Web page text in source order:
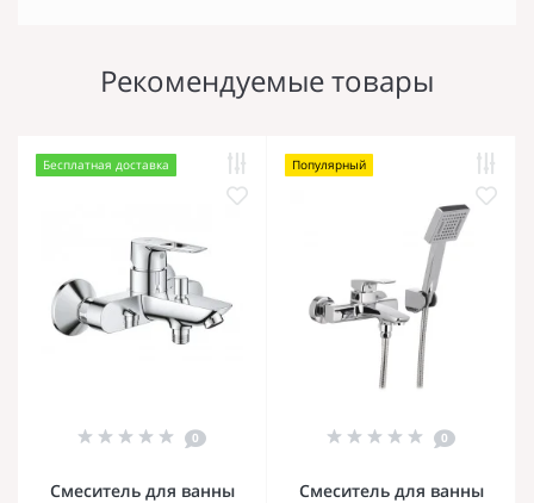
Рекомендуемые товары
Бесплатная доставка
0
Смеситель для ванны
Популярный
0
Смеситель для ванны